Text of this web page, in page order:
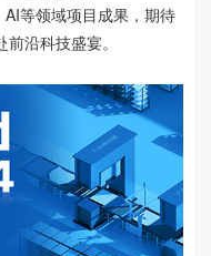
等领域项目成果，期待
沿科技盛宴。